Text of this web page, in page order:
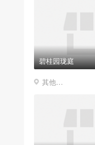
碧桂园珑庭
其他区县